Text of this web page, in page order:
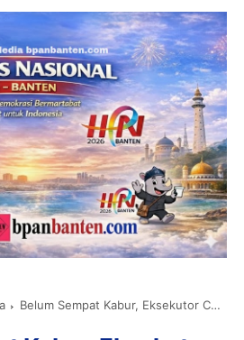
Belum Sempat Kabur, Eksekutor Curanmor Ditangkap Warga dan Diserahkan ke Polsek Cipondoh